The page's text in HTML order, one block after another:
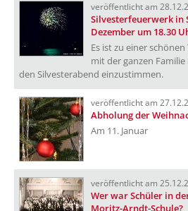
veröffentlicht am
Silvesterfeuerwerk in
Dezember um 18.30
Es ist zu einer
mit der ganzen
den Silvesterabend einzustimmen.
veröffentlicht am
Abholung der
Am 11. Januar
veröffentlicht am
Wer war Schüler in
Moritz-Arndt-Schule?